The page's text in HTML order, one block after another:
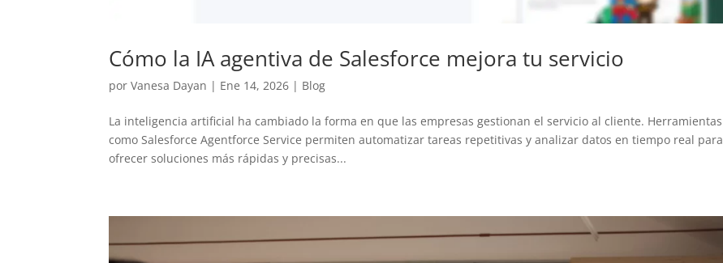
Cómo la IA agentiva de Salesforce mejora tu servicio
porVanesa Dayan | Ene 14, 2026 | Blog
La inteligencia artificial ha cambiado la forma en que las empresas gestionan el servicio al cliente. Herramientas
como Salesforce Agentforce Service permiten automatizar tareas repetitivas y analizar datos en tiempo real para
ofrecer soluciones más rápidas y precisas...